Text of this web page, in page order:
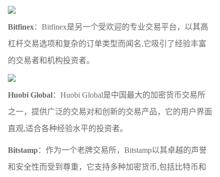
Bitfinex：Bitfinex是另一个受欢迎的专业交易平台，以其高
杠杆交易选项和复杂的订单类型而闻名,它吸引了经验丰富
的交易者和机构投资者。
Huobi Global：Huobi Global是中国最大的加密货币交易所
之一，提供广泛的交易对和创新的交易产品，它的用户界面
直观,适合各种经验水平的投资者。
Bitstamp：作为一个老牌交易所，Bitstamp以其卓越的声誉
和安全性而受到尊重，它支持多种加密货币,包括比特币和